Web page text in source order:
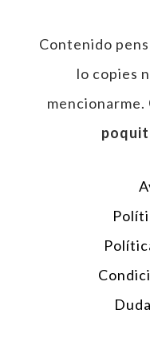
Contenido
lo copies
mencionarme.